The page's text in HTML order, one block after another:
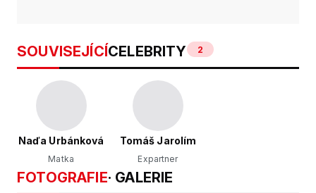
SOUVISEJÍCÍCELEBRITY 2
Naďa Urbánková
Matka
Tomáš Jarolím
Expartner
FOTOGRAFIE· GALERIE